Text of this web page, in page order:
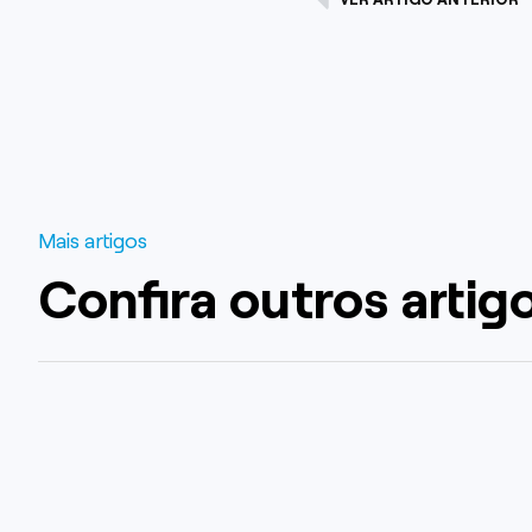
Mais artigos
Confira outros